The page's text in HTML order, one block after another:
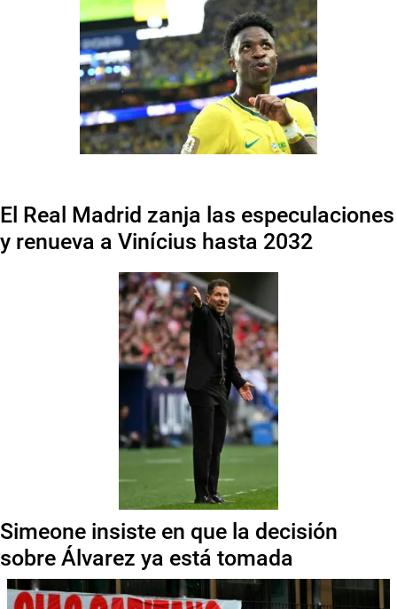
El Real Madrid zanja las especulaciones
y renueva a Vinícius hasta 2032
Simeone insiste en que la decisión
sobre Álvarez ya está tomada